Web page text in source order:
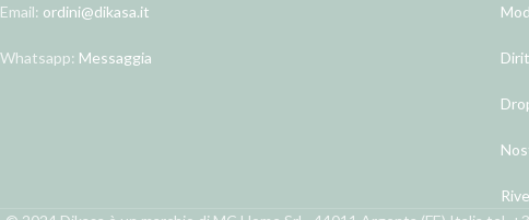
Email: ordini@dikasa.it
Whatsapp: Messaggia